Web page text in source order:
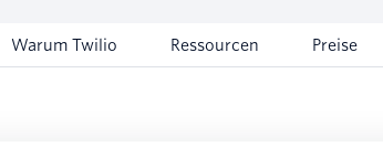
Warum Twilio Ressourcen Preise